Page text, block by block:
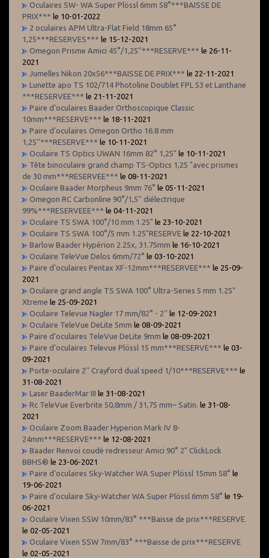
Oculaires SW- WA Super Plössl 6mm 58°***BAISSE DE
PRIX*** le 10-01-2022
2 oculaires APM Ultra-Flat Field 18mm 65°
1,25***RESERVES*** le 15-12-2021
Omegon Prisme Amici 45°/1,25''***RESERVE*** le 26-11-
2021
Jumelles Nikon 20x56***BAISSE DE PRIX*** le 22-11-2021
Lunette apo TS 102/714 Photoline Doublet FPL 53 et Lanthane
***RESERVEE*** le 21-11-2021
Paire d'oculaires Baader Orthoscopique Classic
10mm***RESERVE*** le 18-11-2021
Paire d'oculaires Omegon Ortho 16.8 mm
1,25''***RESERVE*** le 10-11-2021
Oculaire TS Optics UWAN 16mm 82° 1,25" le 10-11-2021
Tête binoculaire grand champ TS-Optics 1,25 "avec prismes
de 30 mm***RESERVEE*** le 08-11-2021
Oculaire Baader Morpheus 9mm 76° le 05-11-2021
Omegon RC Carbonline 90°/1,5'' diélectrique
99%***RESERVEEE*** le 04-11-2021
Oculaire TS SWA 100°/10 mm 1.25" le 23-10-2021
Oculaire TS SWA 100°/5 mm 1.25"RESERVE le 22-10-2021
Barlow Baader Hypérion 2.25x, 31.75mm le 16-10-2021
Oculaire TeleVue Delos 6mm/72° le 03-10-2021
Paire d'oculaires Pentax XF-12mm***RESERVEE*** le 25-09-
2021
Oculaire grand angle TS SWA 100° Ultra-Series 5 mm 1.25"
Xtreme le 25-09-2021
Oculaire Televue Nagler 17 mm/82° - 2'' le 12-09-2021
Oculaire TeleVue DeLite 5mm le 08-09-2021
Paire d'oculaires TeleVue DeLite 9mm le 08-09-2021
Paire d'oculaires Televue Plössl 15 mm***RESERVE*** le 03-
09-2021
Porte-oculaire 2'' Crayford dual speed 1/10***RESERVE*** le
31-08-2021
Laser BaaderMar III le 31-08-2021
Rc TeleVue Everbrite 50,8mm / 31,75 mm– Satin. le 31-08-
2021
Oculaire Zoom Baader Hyperion Mark IV 8-
24mm***RESERVE*** le 12-08-2021
Baader Renvoi coudé redresseur Amici 90° 2" ClickLock
BBHS® le 23-06-2021
Paire d'oculaires Sky-Watcher WA Super Plössl 15mm 58° le
19-06-2021
Paire d'oculaire Sky-Watcher WA Super Plössl 6mm 58° le 19-
06-2021
Oculaire Vixen SSW 10mm/83° ***Baisse de prix***RESERVE
le 02-05-2021
Oculaire Vixen SSW 7mm/83° ***Baisse de prix***RESERVE
le 02-05-2021